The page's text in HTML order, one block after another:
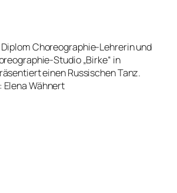
Choreographie-Lehrerin und
Studio „Birke“ in
einen Russischen Tanz.
Wähnert